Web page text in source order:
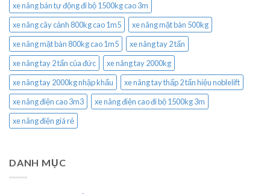
xe nâng bán tự động đi bộ 1500kg cao 3m
xe nâng cây cảnh 800kg cao 1m5
xe nâng mặt bàn 500kg
xe nâng mặt bàn 800kg cao 1m5
xe nâng tay 2 tấn
xe nâng tay 2 tấn của đức
xe nâng tay 2000kg
xe nâng tay 2000kg nhập khẩu
xe nâng tay thấp 2 tấn hiệu noblelift
xe nâng điện cao 3m3
xe nâng điện cao đi bộ 1500kg 3m
xe nâng điện giá rẻ
DANH MỤC